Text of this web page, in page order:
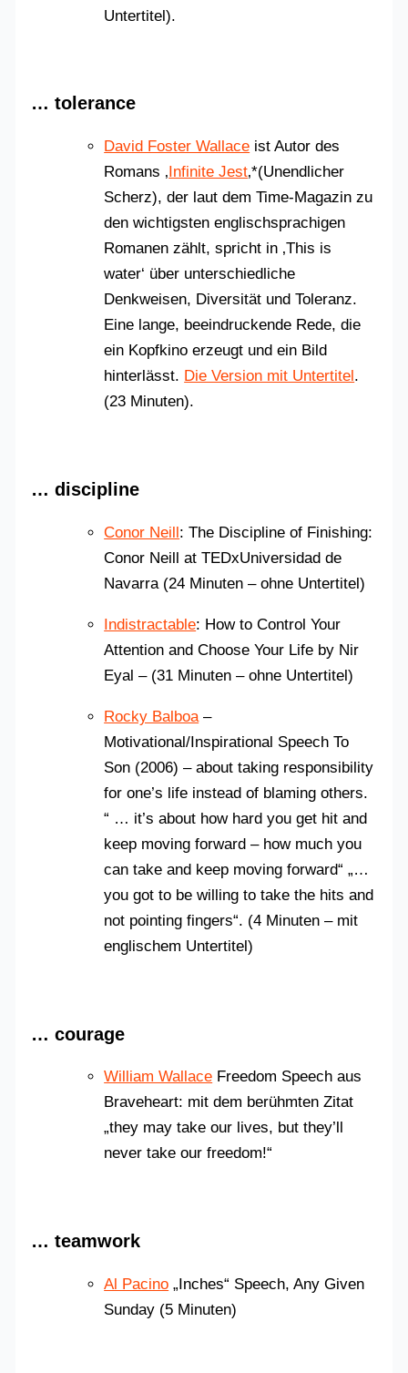
Untertitel).
… tolerance
David Foster Wallace ist Autor des
Romans ‚Infinite Jest‚*(Unendlicher
Scherz), der laut dem Time-Magazin zu
den wichtigsten englischsprachigen
Romanen zählt, spricht in ‚This is
water‘ über unterschiedliche
Denkweisen, Diversität und Toleranz.
Eine lange, beeindruckende Rede, die
ein Kopfkino erzeugt und ein Bild
hinterlässt. Die Version mit Untertitel.
(23 Minuten).
… discipline
Conor Neill: The Discipline of Finishing:
Conor Neill at TEDxUniversidad de
Navarra (24 Minuten – ohne Untertitel)
Indistractable: How to Control Your
Attention and Choose Your Life by Nir
Eyal – (31 Minuten – ohne Untertitel)
Rocky Balboa –
Motivational/Inspirational Speech To
Son (2006) – about taking responsibility
for one’s life instead of blaming others.
“ … it’s about how hard you get hit and
keep moving forward – how much you
can take and keep moving forward“ „…
you got to be willing to take the hits and
not pointing fingers“. (4 Minuten – mit
englischem Untertitel)
… courage
William Wallace Freedom Speech aus
Braveheart: mit dem berühmten Zitat
„they may take our lives, but they’ll
never take our freedom!“
… teamwork
Al Pacino „Inches“ Speech, Any Given
Sunday (5 Minuten)